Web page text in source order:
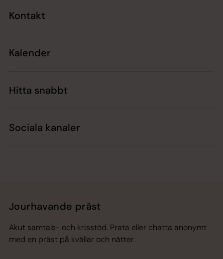
Kontakt
Kalender
Hitta snabbt
Sociala kanaler
Jourhavande präst
Akut samtals- och krisstöd. Prata eller chatta anonymt
med en präst på kvällar och nätter.